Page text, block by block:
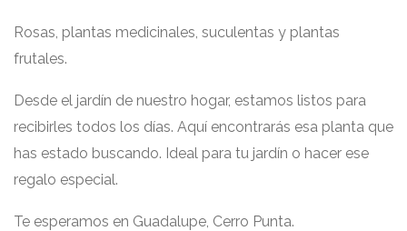
Rosas, plantas medicinales, suculentas y plantas
frutales.
Desde el jardín de nuestro hogar, estamos listos para
recibirles todos los días. Aquí encontrarás esa planta que
has estado buscando. Ideal para tu jardín o hacer ese
regalo especial.
Te esperamos en Guadalupe, Cerro Punta.